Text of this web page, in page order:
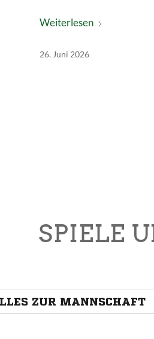
Weiterlesen
26. Juni 2026
SPIELE